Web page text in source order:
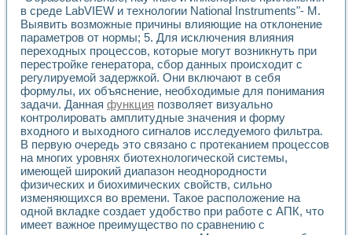
Опыт разработки LabVIEW лабораторных практикумов
Проблемы повышения качества образования и
Развитие LabVIEW лабораторного практикума по
Разработка виртуальной лаборатории по электротехнике
Усовершенствованные алгоритмы частотного анализа
Об опыте работы учебного центра «Технологии
Технологии NI в магистерской программе «Прикладная
Система диагностики двигателей постоянного тока
Автоматизированный стенд формирования
Лабораторный практикум по курсу ИИС на базе
Партнеры
Академические и отраслевые институты
Учебные заведения
Бизнес
Контакты
в среде LabVIEW и технологии National Instruments"- М.
Выявить возможные причины влияющие на отклонение
параметров от нормы; 5. Для исключения влияния
переходных процессов, которые могут возникнуть при
перестройке генератора, сбор данных происходит с
регулируемой задержкой. Они включают в себя
формулы, их объяснение, необходимые для понимания
задачи. Данная функция позволяет визуально
контролировать амплитудные значения и форму
входного и выходного сигналов исследуемого фильтра.
В первую очередь это связано с протеканием процессов
на многих уровнях биотехнологической системы,
имеющей широкий диапазон неоднородности
физических и биохимических свойств, сильно
изменяющихся во времени. Такое расположение на
одной вкладке создает удобство при работе с АПК, что
имеет важное преимущество по сравнению с